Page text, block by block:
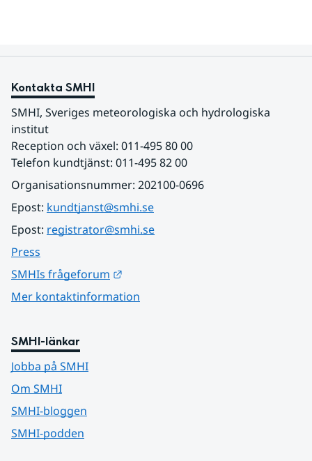
Kontakta SMHI
SMHI, Sveriges meteorologiska och hydrologiska
institut
Reception och växel: 011-495 80 00
Telefon kundtjänst: 011-495 82 00
Organisationsnummer: 202100-0696
Epost: kundtjanst@smhi.se
Epost: registrator@smhi.se
Press
SMHIs frågeforum
Mer kontaktinformation
SMHI-länkar
Jobba på SMHI
Om SMHI
SMHI-bloggen
SMHI-podden